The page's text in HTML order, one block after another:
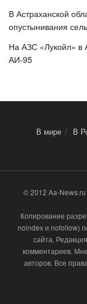
В Астраханской
опустынивания
На АЗС «Лукойл» в
АИ-95
В мире В
© 2012 Aa-
Копирование
noindex и nofollow)
сайта.
комментариев.
авторов. Все